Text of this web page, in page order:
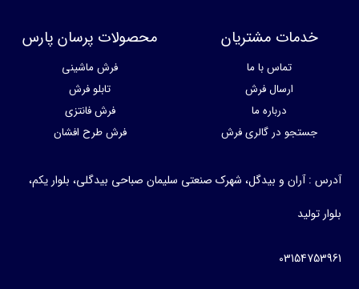
خدمات مشتریان
تماس با ما
ارسال فرش
درباره ما
جستجو در گالری فرش
محصولات پرسان پارس
فرش ماشینی
تابلو فرش
فرش فانتزی
فرش طرح افشان
آدرس : آران و بیدگل، شهرک صنعتی سلیمان صباحی بیدگلی، بلوار یکم،
بلوار تولید
03154753961